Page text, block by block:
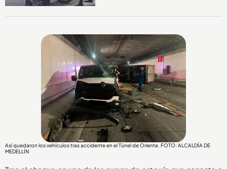
Así quedaron los vehículos tras accidente en el Túnel de Oriente. FOTO: ALCALDÍA DE
MEDELLÍN